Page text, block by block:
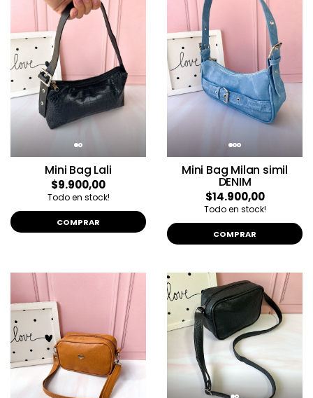
Mini Bag Lali
$9.900,00
Todo en stock!
COMPRAR
Mini Bag Milan simil
DENIM
$14.900,00
Todo en stock!
COMPRAR